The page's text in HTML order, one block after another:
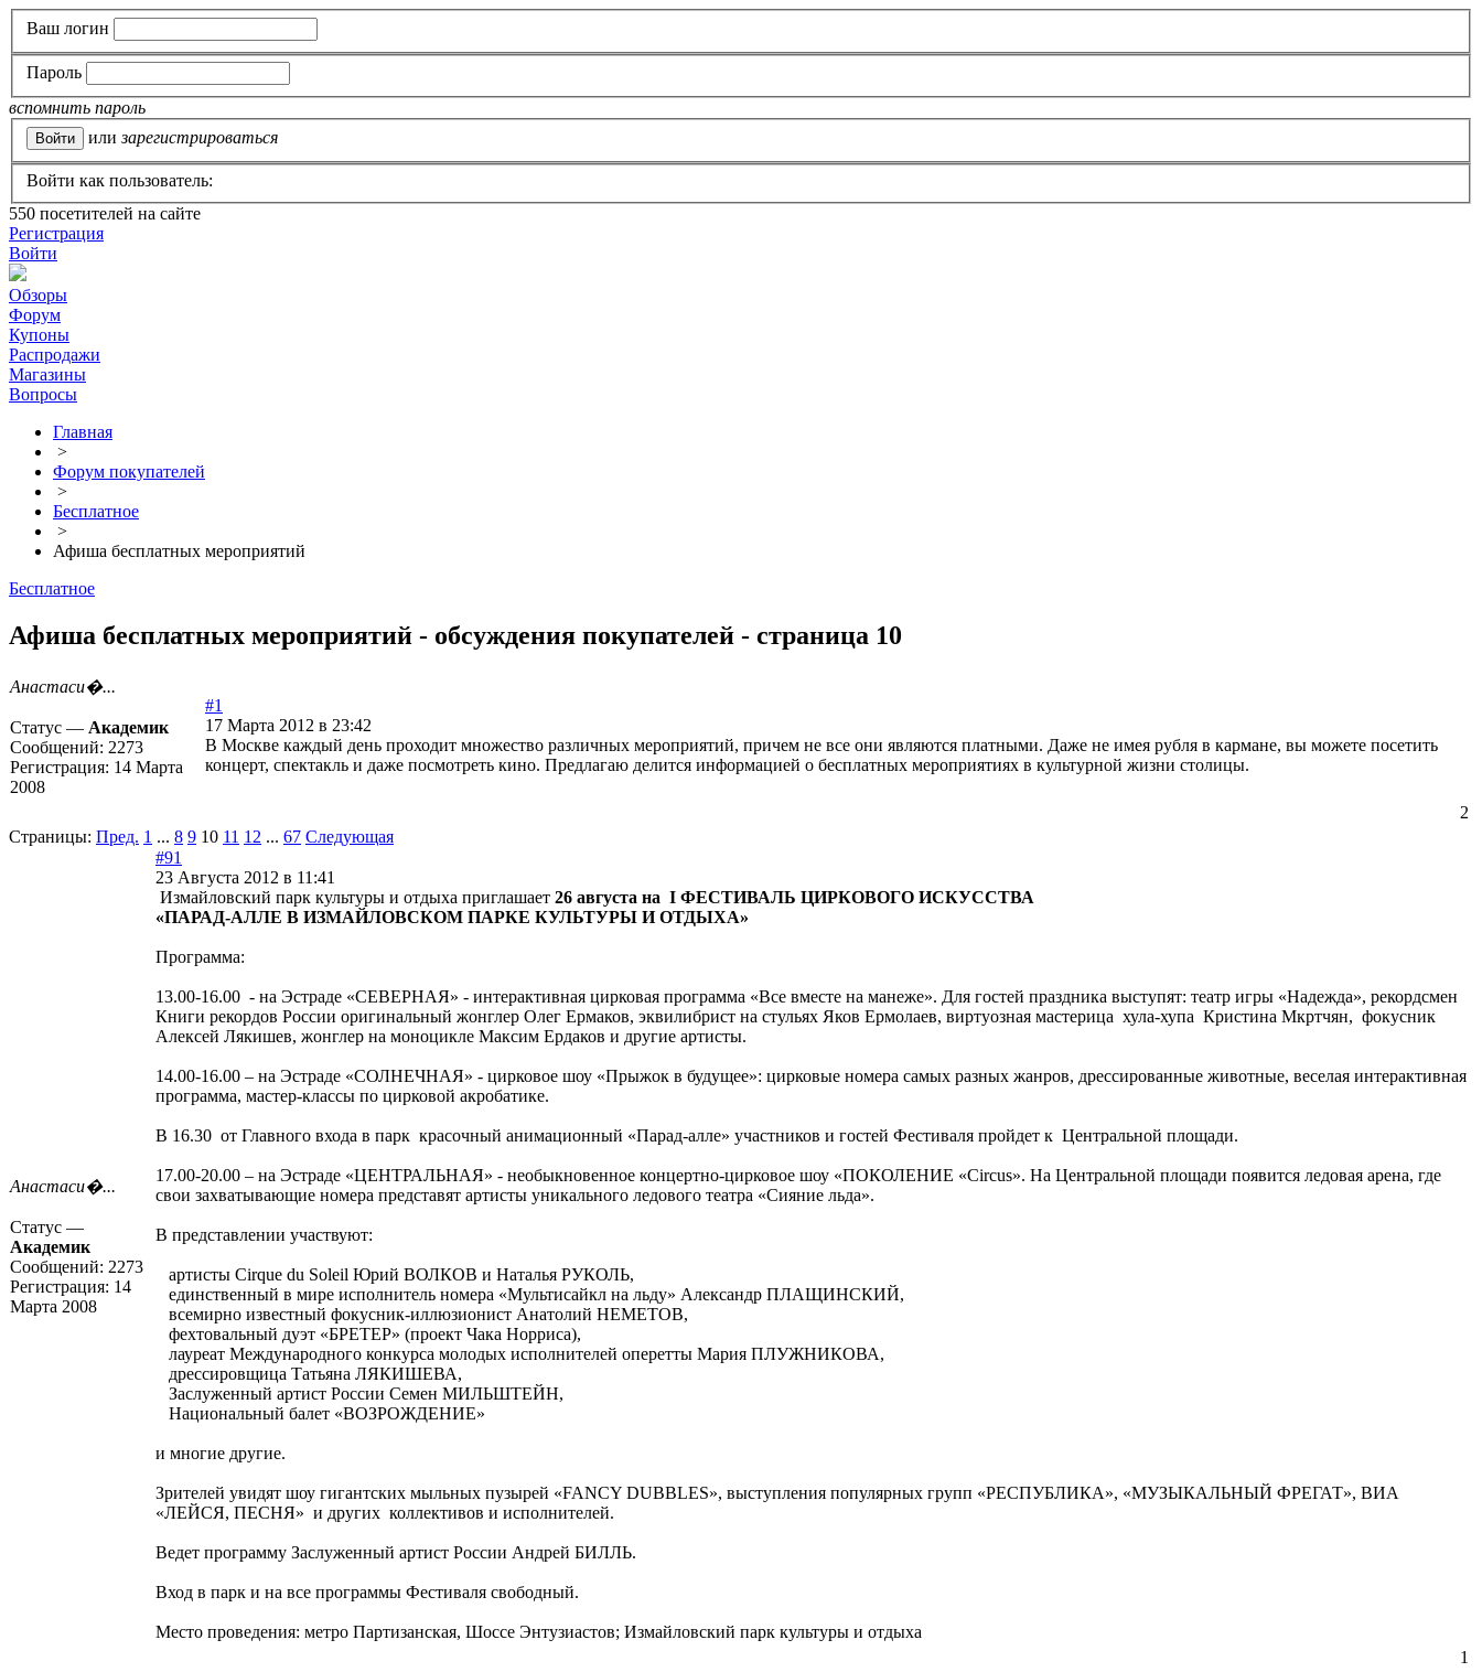
Ваш логин
Пароль
вспомнить пароль
или зарегистрироваться
Войти как пользователь:
550 посетителей на сайте
Регистрация
Войти
Обзоры
Форум
Купоны
Распродажи
Магазины
Вопросы
Главная
>
Форум покупателей
>
Бесплатное
>
Афиша бесплатных мероприятий
Бесплатное
Афиша бесплатных мероприятий - обсуждения покупателей - страница 10
Анастаси�...
Статус — Академик
Сообщений: 2273
Регистрация: 14 Марта
2008
#1
17 Марта 2012 в 23:42
В Москве каждый день проходит множество различных мероприятий, причем не все они являются платными. Даже не имея рубля в кармане, вы можете посетить
концерт, спектакль и даже посмотреть кино. Предлагаю делится информацией о бесплатных мероприятиях в культурной жизни столицы.
2
Страницы: Пред. 1 ... 8 9 10 11 12 ... 67 Следующая
Анастаси�...
Статус —
Академик
Сообщений: 2273
Регистрация: 14
Марта 2008
#91
23 Августа 2012 в 11:41
Измайловский парк культуры и отдыха приглашает 26 августа на I ФЕСТИВАЛЬ ЦИРКОВОГО ИСКУССТВА
«ПАРАД-АЛЛЕ В ИЗМАЙЛОВСКОМ ПАРКЕ КУЛЬТУРЫ И ОТДЫХА»
Программа:
13.00-16.00 - на Эстраде «СЕВЕРНАЯ» - интерактивная цирковая программа «Все вместе на манеже». Для гостей праздника выступят: театр игры «Надежда», рекордсмен
Книги рекордов России оригинальный жонглер Олег Ермаков, эквилибрист на стульях Яков Ермолаев, виртуозная мастерица хула-хупа Кристина Мкртчян, фокусник
Алексей Лякишев, жонглер на моноцикле Максим Ердаков и другие артисты.
14.00-16.00 – на Эстраде «СОЛНЕЧНАЯ» - цирковое шоу «Прыжок в будущее»: цирковые номера самых разных жанров, дрессированные животные, веселая интерактивная
программа, мастер-классы по цирковой акробатике.
В 16.30 от Главного входа в парк красочный анимационный «Парад-алле» участников и гостей Фестиваля пройдет к Центральной площади.
17.00-20.00 – на Эстраде «ЦЕНТРАЛЬНАЯ» - необыкновенное концертно-цирковое шоу «ПОКОЛЕНИЕ «Circus». На Центральной площади появится ледовая арена, где
свои захватывающие номера представят артисты уникального ледового театра «Сияние льда».
В представлении участвуют:
артисты Cirque du Soleil Юрий ВОЛКОВ и Наталья РУКОЛЬ,
единственный в мире исполнитель номера «Мультисайкл на льду» Александр ПЛАЩИНСКИЙ,
всемирно известный фокусник-иллюзионист Анатолий НЕМЕТОВ,
фехтовальный дуэт «БРЕТЕР» (проект Чака Норриса),
лауреат Международного конкурса молодых исполнителей оперетты Мария ПЛУЖНИКОВА,
дрессировщица Татьяна ЛЯКИШЕВА,
Заслуженный артист России Семен МИЛЬШТЕЙН,
Национальный балет «ВОЗРОЖДЕНИЕ»
и многие другие.
Зрителей увидят шоу гигантских мыльных пузырей «FANCY DUBBLES», выступления популярных групп «РЕСПУБЛИКА», «МУЗЫКАЛЬНЫЙ ФРЕГАТ», ВИА
«ЛЕЙСЯ, ПЕСНЯ» и других коллективов и исполнителей.
Ведет программу Заслуженный артист России Андрей БИЛЛЬ.
Вход в парк и на все программы Фестиваля свободный.
Место проведения: метро Партизанская, Шоссе Энтузиастов; Измайловский парк культуры и отдыха
1